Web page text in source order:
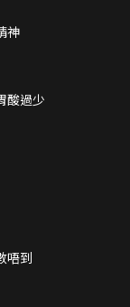
神
酸過少
唔到